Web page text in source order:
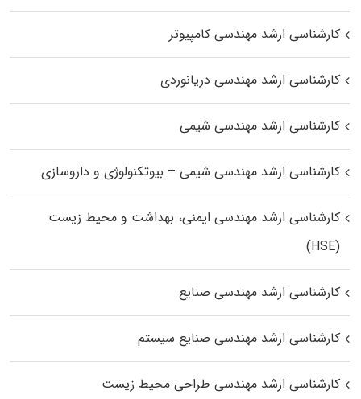
کارشناسی ارشد مهندسی کامپیوتر
کارشناسی ارشد مهندسی دریانوردی
کارشناسی ارشد مهندسی شیمی
کارشناسی ارشد مهندسی شیمی – بیوتکنولوژی و داروسازی
کارشناسی ارشد مهندسی ایمنی، بهداشت و محیط زیست
(HSE)
کارشناسی ارشد مهندسی صنایع
کارشناسی ارشد مهندسی صنایع سیستم
کارشناسی ارشد مهندسی طراحی محیط زیست